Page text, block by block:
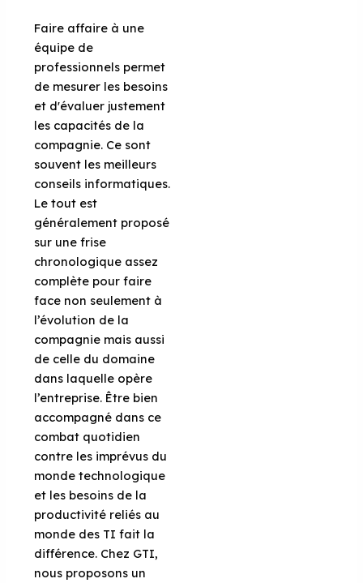
Faire affaire à une
équipe de
professionnels permet
de mesurer les besoins
et d'évaluer justement
les capacités de la
compagnie. Ce sont
souvent les meilleurs
conseils informatiques.
Le tout est
généralement proposé
sur une frise
chronologique assez
complète pour faire
face non seulement à
l’évolution de la
compagnie mais aussi
de celle du domaine
dans laquelle opère
l’entreprise. Être bien
accompagné dans ce
combat quotidien
contre les imprévus du
monde technologique
et les besoins de la
productivité reliés au
monde des TI fait la
différence. Chez GTI,
nous proposons un